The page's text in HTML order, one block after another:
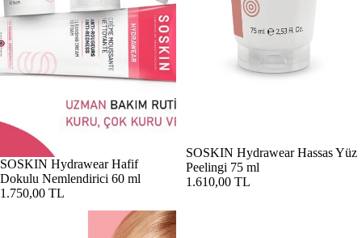
SOSKIN Hydrawear Hafif
Dokulu Nemlendirici 60 ml
1.750,00 TL
SOSKIN Hydrawear Hassas Yüz
Peelingi 75 ml
1.610,00 TL
SOSKIN Hydrawear Hyalüronik Dolgunlaştırıcı Serum 30 ml